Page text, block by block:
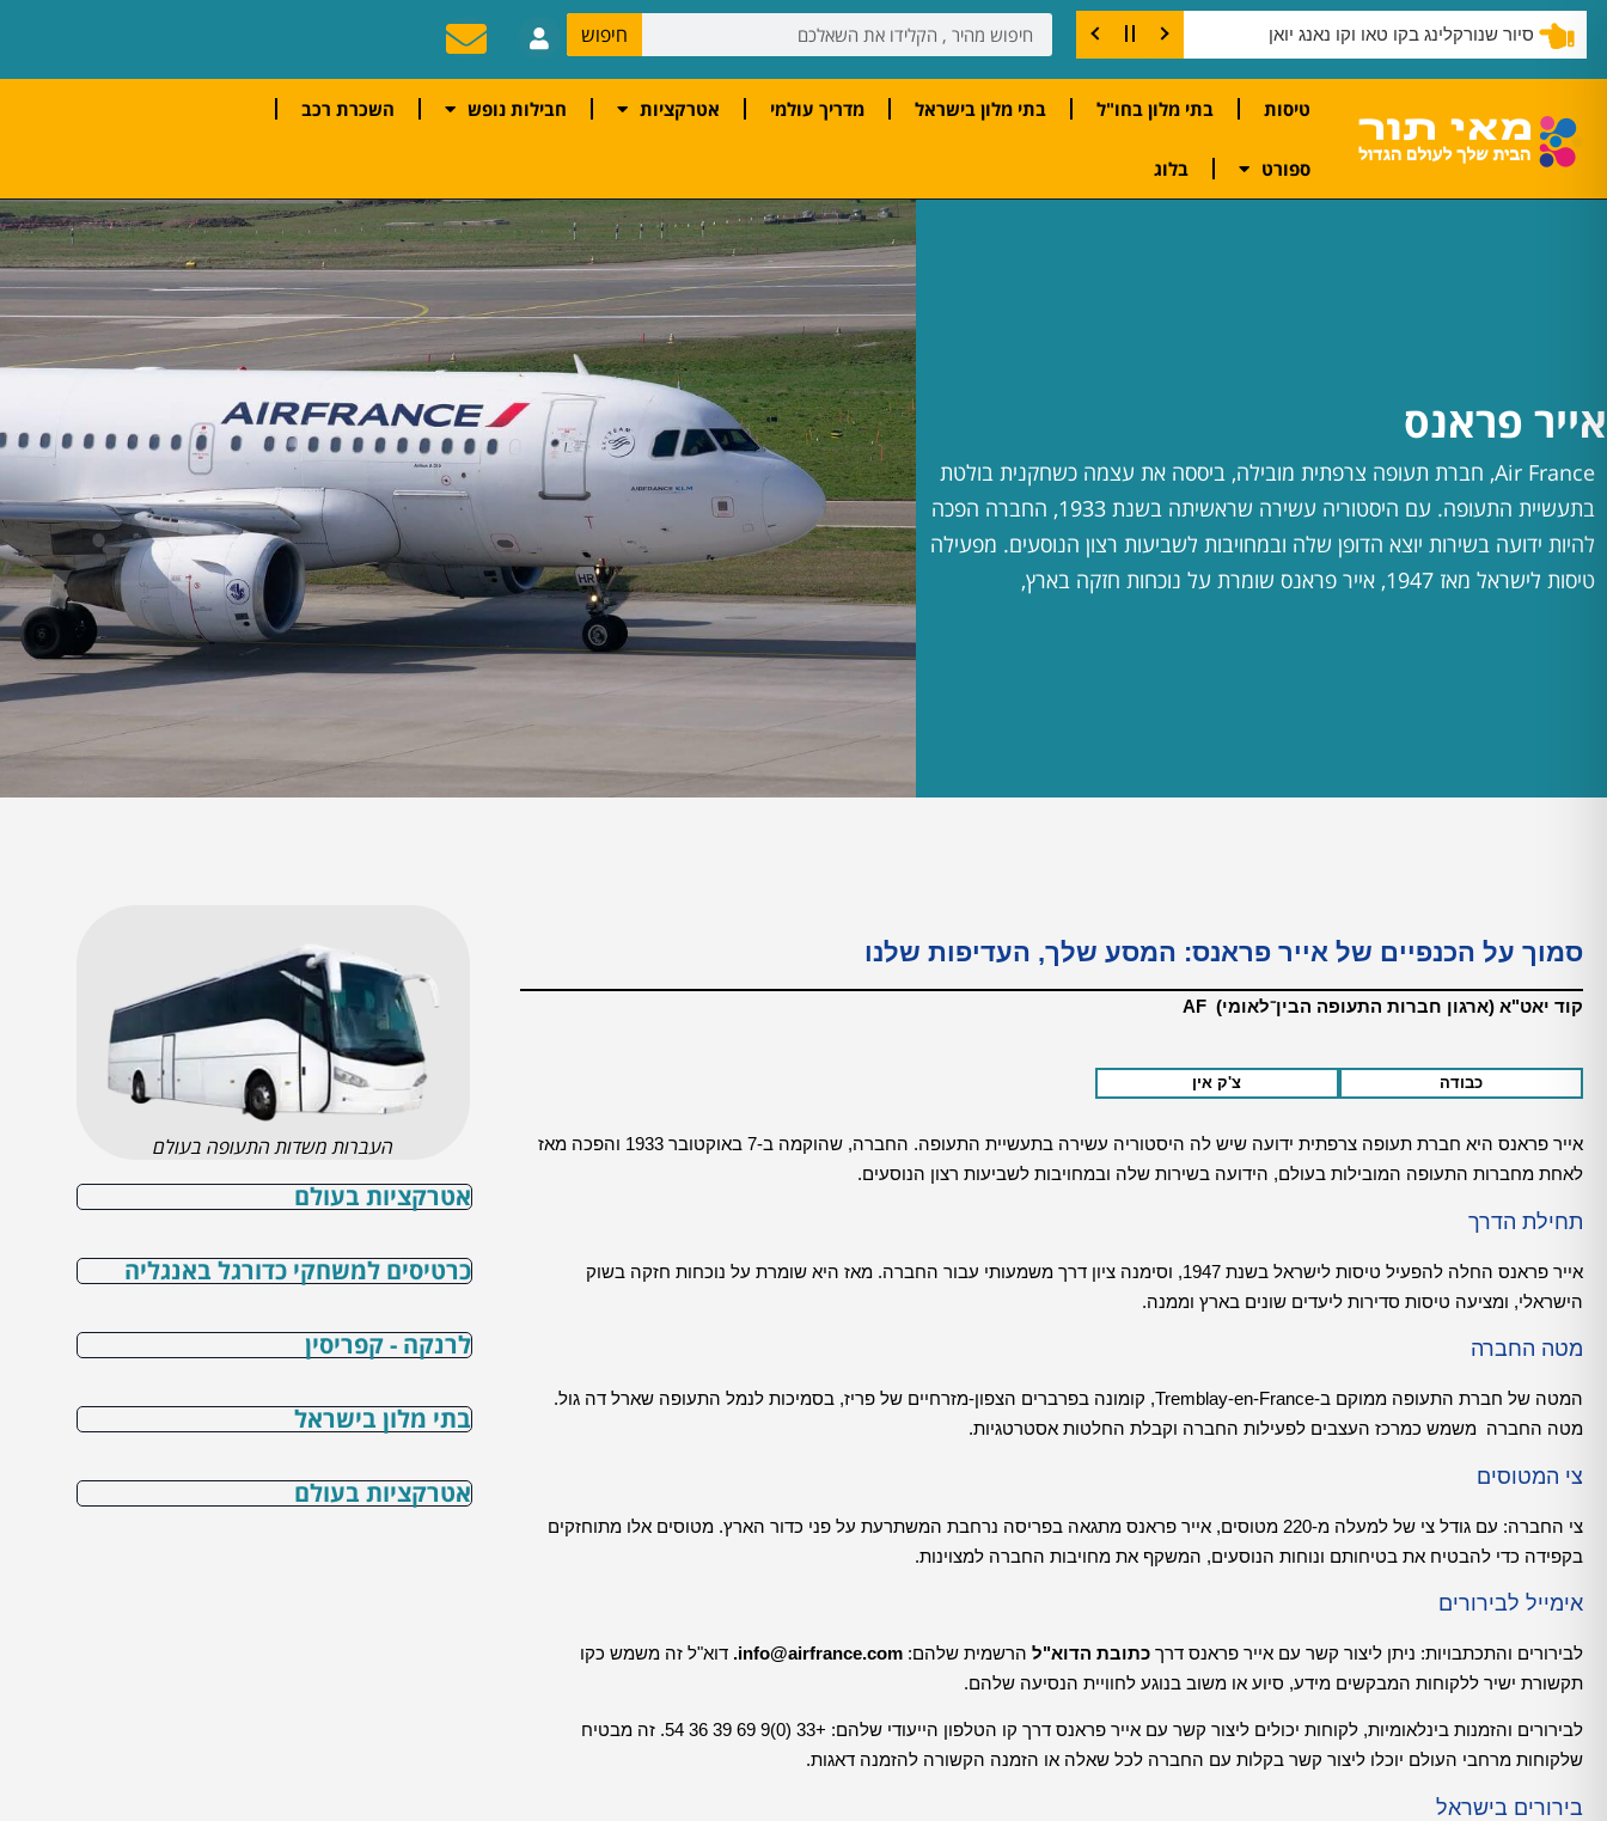
סיור שנורקלינג בקו טאו וקו נאנג יואן חיפוש
טיסות בתי מלון בחו"ל בתי מלון בישראל מדריך עולמי אטרקציות חבילות נופש השכרת רכב
ספורט בלוג
אייר פראנס
Air France, חברת תעופה צרפתית מובילה, ביססה את עצמה כשחקנית בולטת
בתעשיית התעופה. עם היסטוריה עשירה שראשיתה בשנת 1933, החברה הפכה
להיות ידועה בשירות יוצא הדופן שלה ובמחויבות לשביעות רצון הנוסעים. מפעילה
טיסות לישראל מאז 1947, אייר פראנס שומרת על נוכחות חזקה בארץ,
סמוך על הכנפיים של אייר פראנס: המסע שלך, העדיפות שלנו
קוד יאט"א (ארגון חברות התעופה הבין⁻לאומי) AF
כבודה צ'ק אין
אייר פראנס היא חברת תעופה צרפתית ידועה שיש לה היסטוריה עשירה בתעשיית התעופה. החברה, שהוקמה ב-7 באוקטובר 1933 והפכה מאז
לאחת מחברות התעופה המובילות בעולם, הידועה בשירות שלה ובמחויבות לשביעות רצון הנוסעים.
תחילת הדרך
אייר פראנס החלה להפעיל טיסות לישראל בשנת 1947, וסימנה ציון דרך משמעותי עבור החברה. מאז היא שומרת על נוכחות חזקה בשוק
הישראלי, ומציעה טיסות סדירות ליעדים שונים בארץ וממנה.
מטה החברה
המטה של ​​חברת התעופה ממוקם ב-Tremblay-en-France, קומונה בפרברים הצפון-מזרחיים של פריז, בסמיכות לנמל התעופה שארל דה גול.
מטה החברה משמש כמרכז העצבים לפעילות החברה וקבלת החלטות אסטרטגיות.
צי המטוסים
צי החברה: עם גודל צי של למעלה מ-220 מטוסים, אייר פראנס מתגאה בפריסה נרחבת המשתרעת על פני כדור הארץ. מטוסים אלו מתוחזקים
בקפידה כדי להבטיח את בטיחותם ונוחות הנוסעים, המשקף את מחויבות החברה למצוינות.
אימייל לבירורים
לבירורים והתכתבויות: ניתן ליצור קשר עם אייר פראנס דרך כתובת הדוא"ל הרשמית שלהם: info@airfrance.com. דוא"ל זה משמש כקו
תקשורת ישיר ללקוחות המבקשים מידע, סיוע או משוב בנוגע לחוויית הנסיעה שלהם.
לבירורים והזמנות בינלאומיות, לקוחות יכולים ליצור קשר עם אייר פראנס דרך קו הטלפון הייעודי שלהם: +33 (0)9 69 39 36 54. זה מבטיח
שלקוחות מרחבי העולם יוכלו ליצור קשר בקלות עם החברה לכל שאלה או הזמנה הקשורה להזמנה דאגות.
בירורים בישראל
העברות משדות התעופה בעולם
אטרקציות בעולם
כרטיסים למשחקי כדורגל באנגליה
לרנקה - קפריסין
בתי מלון בישראל
אטרקציות בעולם